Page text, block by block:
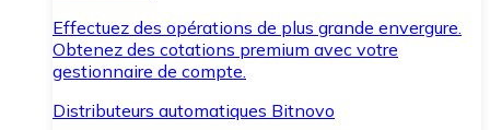
Effectuez des opérations de plus grande envergure.
Obtenez des cotations premium avec votre
gestionnaire de compte.
Distributeurs automatiques Bitnovo